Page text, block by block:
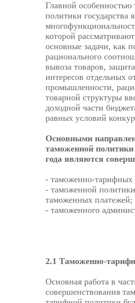
Главной
политики государства
которой
основные задачи, как
рационального
вывоза товаров,
интересов отдельных
промышленности,
товарной структуры
доходной части
равных условий
Основными
таможенной политики
года являются
- таможенно-тарифных
- таможенной
таможенных платежей;
- таможенного
2.1 Таможенно-
Основная работа в
совершенствования